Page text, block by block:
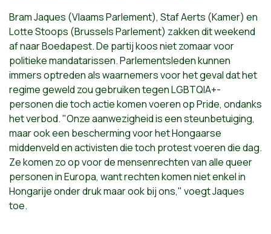
Bram Jaques (Vlaams Parlement), Staf Aerts (Kamer) en
Lotte Stoops (Brussels Parlement) zakken dit weekend
af naar Boedapest. De partij koos niet zomaar voor
politieke mandatarissen. Parlementsleden kunnen
immers optreden als waarnemers voor het geval dat het
regime geweld zou gebruiken tegen LGBTQIA+-
personen die toch actie komen voeren op Pride, ondanks
het verbod. "Onze aanwezigheid is een steunbetuiging,
maar ook een bescherming voor het Hongaarse
middenveld en activisten die toch protest voeren die dag.
Ze komen zo op voor de mensenrechten van alle queer
personen in Europa, want rechten komen niet enkel in
Hongarije onder druk maar ook bij ons," voegt Jaques
toe.